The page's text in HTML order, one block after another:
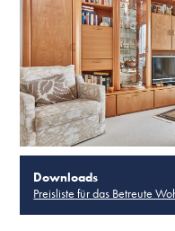
Downloads
Preisliste für das Betreute